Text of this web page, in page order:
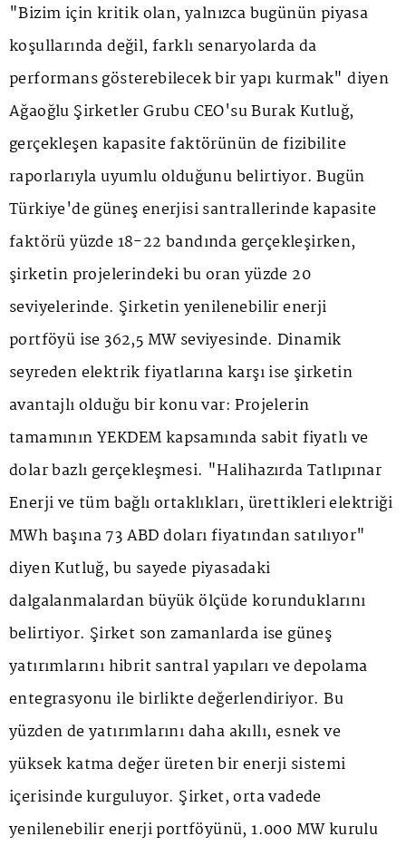
"Bizim için kritik olan, yalnızca bugünün piyasa
koşullarında değil, farklı senaryolarda da
performans gösterebilecek bir yapı kurmak" diyen
Ağaoğlu Şirketler Grubu CEO'su Burak Kutluğ,
gerçekleşen kapasite faktörünün de fizibilite
raporlarıyla uyumlu olduğunu belirtiyor. Bugün
Türkiye'de güneş enerjisi santrallerinde kapasite
faktörü yüzde 18-22 bandında gerçekleşirken,
şirketin projelerindeki bu oran yüzde 20
seviyelerinde. Şirketin yenilenebilir enerji
portföyü ise 362,5 MW seviyesinde. Dinamik
seyreden elektrik fiyatlarına karşı ise şirketin
avantajlı olduğu bir konu var: Projelerin
tamamının YEKDEM kapsamında sabit fiyatlı ve
dolar bazlı gerçekleşmesi. "Halihazırda Tatlıpınar
Enerji ve tüm bağlı ortaklıkları, ürettikleri elektriği
MWh başına 73 ABD doları fiyatından satılıyor"
diyen Kutluğ, bu sayede piyasadaki
dalgalanmalardan büyük ölçüde korunduklarını
belirtiyor. Şirket son zamanlarda ise güneş
yatırımlarını hibrit santral yapıları ve depolama
entegrasyonu ile birlikte değerlendiriyor. Bu
yüzden de yatırımlarını daha akıllı, esnek ve
yüksek katma değer üreten bir enerji sistemi
içerisinde kurguluyor. Şirket, orta vadede
yenilenebilir enerji portföyünü, 1.000 MW kurulu